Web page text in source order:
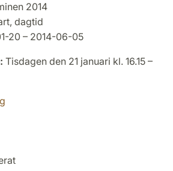
2014
dagtid
20 – 2014-06-05
Tisdagen den 21 januari kl. 16.15 –